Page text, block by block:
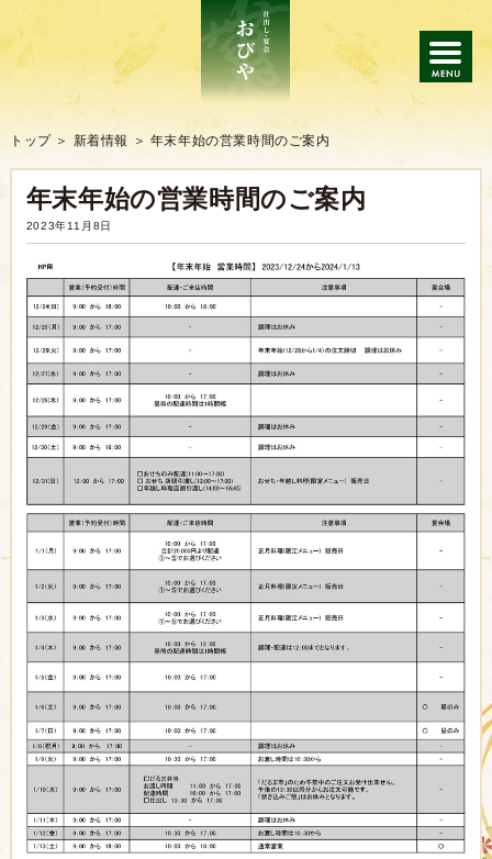
トップ
仕出し
ご注文の流れ
よくあるご質問
トップ 新着情報 年末年始の営業時間のご案内
年末年始の営業時間のご案内
2023年11月8日